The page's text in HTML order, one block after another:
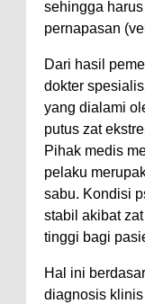
sehingga
pernapasan
Dari hasil
dokter
yang dialami
putus zat
Pihak medis
pelaku
sabu. Kondisi
stabil akibat
tinggi bagi
Hal ini
diagnosis